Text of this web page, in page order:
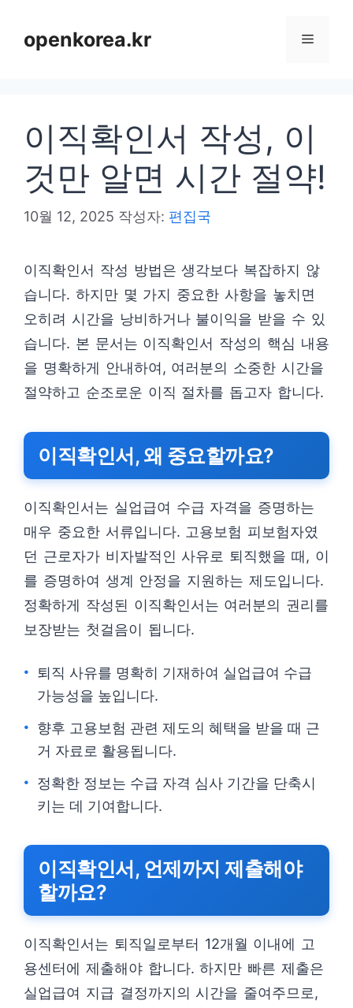
openkorea.kr 메
이직확인서 작성, 이
것만 알면 시간 절약!
10월 12, 2025 작성자: 편집국
이직확인서 작성 방법은 생각보다 복잡하지 않
습니다. 하지만 몇 가지 중요한 사항을 놓치면
오히려 시간을 낭비하거나 불이익을 받을 수 있
습니다. 본 문서는 이직확인서 작성의 핵심 내용
을 명확하게 안내하여, 여러분의 소중한 시간을
절약하고 순조로운 이직 절차를 돕고자 합니다.
이직확인서, 왜 중요할까요?
이직확인서는 실업급여 수급 자격을 증명하는
매우 중요한 서류입니다. 고용보험 피보험자였
던 근로자가 비자발적인 사유로 퇴직했을 때, 이
를 증명하여 생계 안정을 지원하는 제도입니다.
정확하게 작성된 이직확인서는 여러분의 권리를
보장받는 첫걸음이 됩니다.
퇴직 사유를 명확히 기재하여 실업급여 수급
가능성을 높입니다.
향후 고용보험 관련 제도의 혜택을 받을 때 근
거 자료로 활용됩니다.
정확한 정보는 수급 자격 심사 기간을 단축시
키는 데 기여합니다.
이직확인서, 언제까지 제출해야
할까요?
이직확인서는 퇴직일로부터 12개월 이내에 고
용센터에 제출해야 합니다. 하지만 빠른 제출은
실업급여 지급 결정까지의 시간을 줄여주므로,